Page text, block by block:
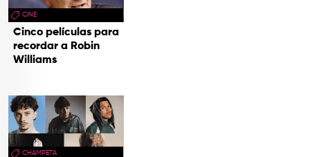
CINE
Cinco películas para
recordar a Robin
Williams
CHAMPETA